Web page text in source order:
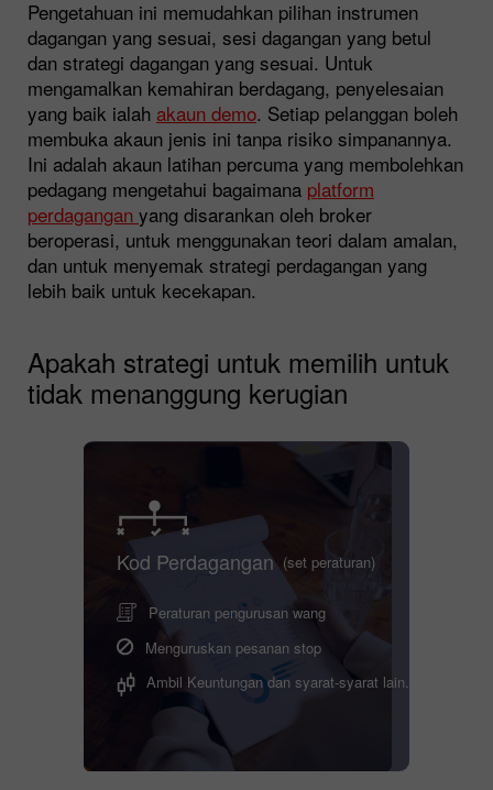
Pengetahuan ini memudahkan pilihan instrumen
dagangan yang sesuai, sesi dagangan yang betul
dan strategi dagangan yang sesuai. Untuk
mengamalkan kemahiran berdagang, penyelesaian
yang baik ialah akaun demo. Setiap pelanggan boleh
membuka akaun jenis ini tanpa risiko simpanannya.
Ini adalah akaun latihan percuma yang membolehkan
pedagang mengetahui bagaimana platform
perdagangan yang disarankan oleh broker
beroperasi, untuk menggunakan teori dalam amalan,
dan untuk menyemak strategi perdagangan yang
lebih baik untuk kecekapan.
Apakah strategi untuk memilih untuk
tidak menanggung kerugian
Kod Perdagangan (set peraturan)
Peraturan pengurusan wang
Menguruskan pesanan stop
Ambil Keuntungan dan syarat-syarat lain.